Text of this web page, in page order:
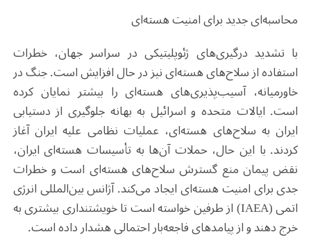
محاسبه‌ای جدید برای امنیت هسته‌ای
با تشدید درگیری‌های ژئوپلیتیکی در سراسر جهان، خطرات
استفاده از سلاح‌های هسته‌ای نیز در حال افزایش است. جنگ در
خاورمیانه، آسیب‌پذیری‌های هسته‌ای را بیشتر نمایان کرده
است. ایالات متحده و اسرائیل به بهانه جلوگیری از دستیابی
ایران به سلاح‌های هسته‌ای، عملیات نظامی علیه ایران آغاز
کردند. با این حال، حملات آن‌ها به تأسیسات هسته‌ای ایران،
نقض پیمان منع گسترش سلاح‌های هسته‌ای است و خطرات
جدی برای امنیت هسته‌ای ایجاد می‌کند. آژانس بین‌المللی انرژی
اتمی (IAEA) از طرفین خواسته است تا خویشتنداری بیشتری به
خرج دهند و از پیامدهای فاجعه‌بار احتمالی هشدار داده است.